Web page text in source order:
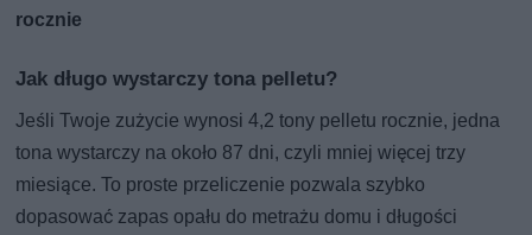
rocznie
Jak długo wystarczy tona pelletu?
Jeśli Twoje zużycie wynosi 4,2 tony pelletu rocznie, jedna
tona wystarczy na około 87 dni, czyli mniej więcej trzy
miesiące. To proste przeliczenie pozwala szybko
dopasować zapas opału do metrażu domu i długości